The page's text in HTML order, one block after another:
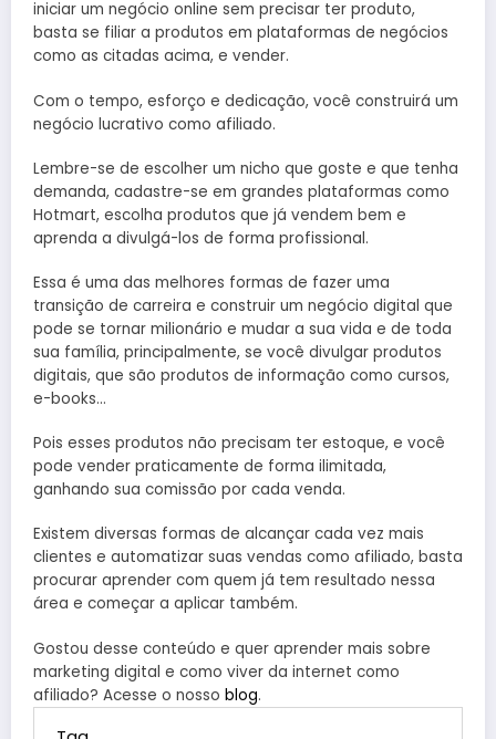
iniciar um negócio online sem precisar ter produto,
basta se filiar a produtos em plataformas de negócios
como as citadas acima, e vender.
Com o tempo, esforço e dedicação, você construirá um
negócio lucrativo como afiliado.
Lembre-se de escolher um nicho que goste e que tenha
demanda, cadastre-se em grandes plataformas como
Hotmart, escolha produtos que já vendem bem e
aprenda a divulgá-los de forma profissional.
Essa é uma das melhores formas de fazer uma
transição de carreira e construir um negócio digital que
pode se tornar milionário e mudar a sua vida e de toda
sua família, principalmente, se você divulgar produtos
digitais, que são produtos de informação como cursos,
e-books…
Pois esses produtos não precisam ter estoque, e você
pode vender praticamente de forma ilimitada,
ganhando sua comissão por cada venda.
Existem diversas formas de alcançar cada vez mais
clientes e automatizar suas vendas como afiliado, basta
procurar aprender com quem já tem resultado nessa
área e começar a aplicar também.
Gostou desse conteúdo e quer aprender mais sobre
marketing digital e como viver da internet como
afiliado? Acesse o nosso blog.